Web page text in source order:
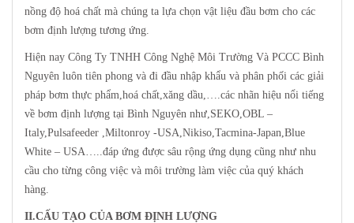
nồng độ hoá chất mà chúng ta lựa chọn vật liệu đầu bơm cho các
bơm định lượng tương ứng.
Hiện nay Công Ty TNHH Công Nghệ Môi Trường Và PCCC Bình
Nguyên luôn tiên phong và đi đầu nhập khẩu và phân phối các giải
pháp bơm thực phẩm,hoá chất,xăng dầu,….các nhãn hiệu nổi tiếng
về bơm định lượng tại Bình Nguyên như,SEKO,OBL –
Italy,Pulsafeeder ,Miltonroy -USA,Nikiso,Tacmina-Japan,Blue
White – USA…..đáp ứng được sâu rộng ứng dụng cũng như nhu
cầu cho từng công việc và môi trường làm việc của quý khách
hàng.
II.CẤU TẠO CỦA BƠM ĐỊNH LƯỢNG